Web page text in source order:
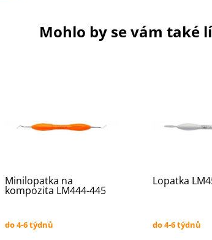
Mohlo by se vám také
Minilopatka na
kompozita LM444-445
do 4-6 týdnů
Lopatka
do 4-6 týdnů